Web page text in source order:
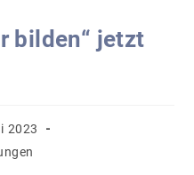
bilden“ jetzt
2023